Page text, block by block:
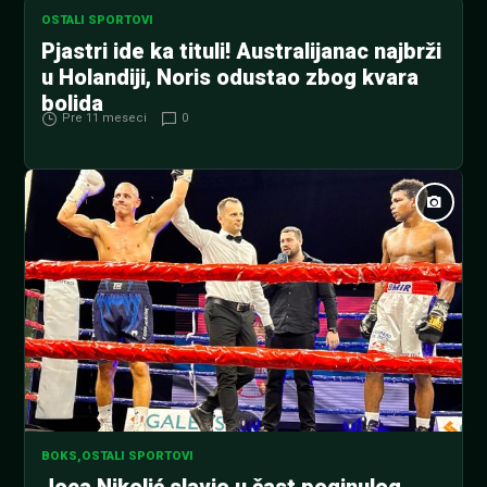
OSTALI SPORTOVI
Pjastri ide ka tituli! Australijanac najbrži
u Holandiji, Noris odustao zbog kvara
bolida
Pre 11 meseci 0
BOKS,OSTALI SPORTOVI